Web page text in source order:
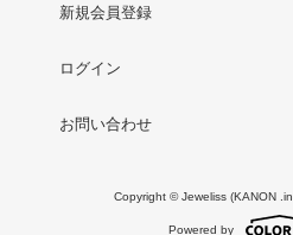
新規会員登録
ログイン
お問い合わせ
Copyright © Jeweliss (KANON
Powered by